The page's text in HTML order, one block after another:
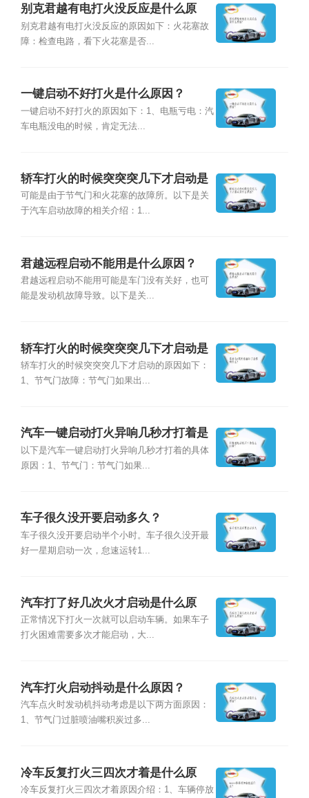
别克君越有电打火没反应是什么原
因？
别克君越有电打火没反应的原因如下：火花塞故
障：检查电路，看下火花塞是否...
一键启动不好打火是什么原因？
一键启动不好打火的原因如下：1、电瓶亏电：汽
车电瓶没电的时候，肯定无法...
轿车打火的时候突突突几下才启动是
什么原因？
可能是由于节气门和火花塞的故障所。以下是关
于汽车启动故障的相关介绍：1...
君越远程启动不能用是什么原因？
君越远程启动不能用可能是车门没有关好，也可
能是发动机故障导致。以下是关...
轿车打火的时候突突突几下才启动是
怎么回事？
轿车打火的时候突突突几下才启动的原因如下：
1、节气门故障：节气门如果出...
汽车一键启动打火异响几秒才打着是
什么原因？
以下是汽车一键启动打火异响几秒才打着的具体
原因：1、节气门：节气门如果...
车子很久没开要启动多久？
车子很久没开要启动半个小时。车子很久没开最
好一星期启动一次，怠速运转1...
汽车打了好几次火才启动是什么原
因？
正常情况下打火一次就可以启动车辆。如果车子
打火困难需要多次才能启动，大...
汽车打火启动抖动是什么原因？
汽车点火时发动机抖动考虑是以下两方面原因：
1、节气门过脏喷油嘴积炭过多...
冷车反复打火三四次才着是什么原
因？
冷车反复打火三四次才着原因介绍：1、车辆停放